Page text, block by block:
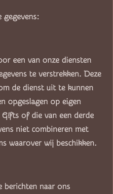
gegevens:
een van onze diensten
te verstrekken. Deze
de dienst uit te kunnen
opgeslagen op eigen
of die van een derde
niet combineren met
waarover wij beschikken.
berichten naar ons